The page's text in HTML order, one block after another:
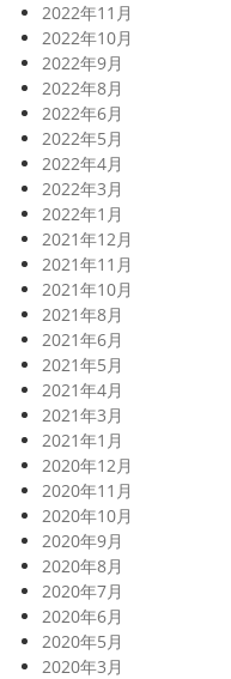
2022年11月
2022年10月
2022年9月
2022年8月
2022年6月
2022年5月
2022年4月
2022年3月
2022年1月
2021年12月
2021年11月
2021年10月
2021年8月
2021年6月
2021年5月
2021年4月
2021年3月
2021年1月
2020年12月
2020年11月
2020年10月
2020年9月
2020年8月
2020年7月
2020年6月
2020年5月
2020年3月